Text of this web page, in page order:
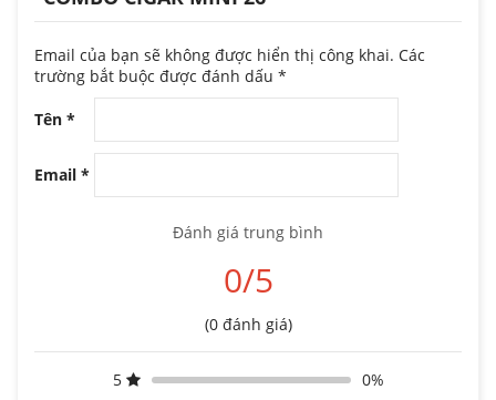
Email của bạn sẽ không được hiển thị công khai. Các
trường bắt buộc được đánh dấu *
Tên *
Email *
Đánh giá trung bình
0/5
(0 đánh giá)
5
0%